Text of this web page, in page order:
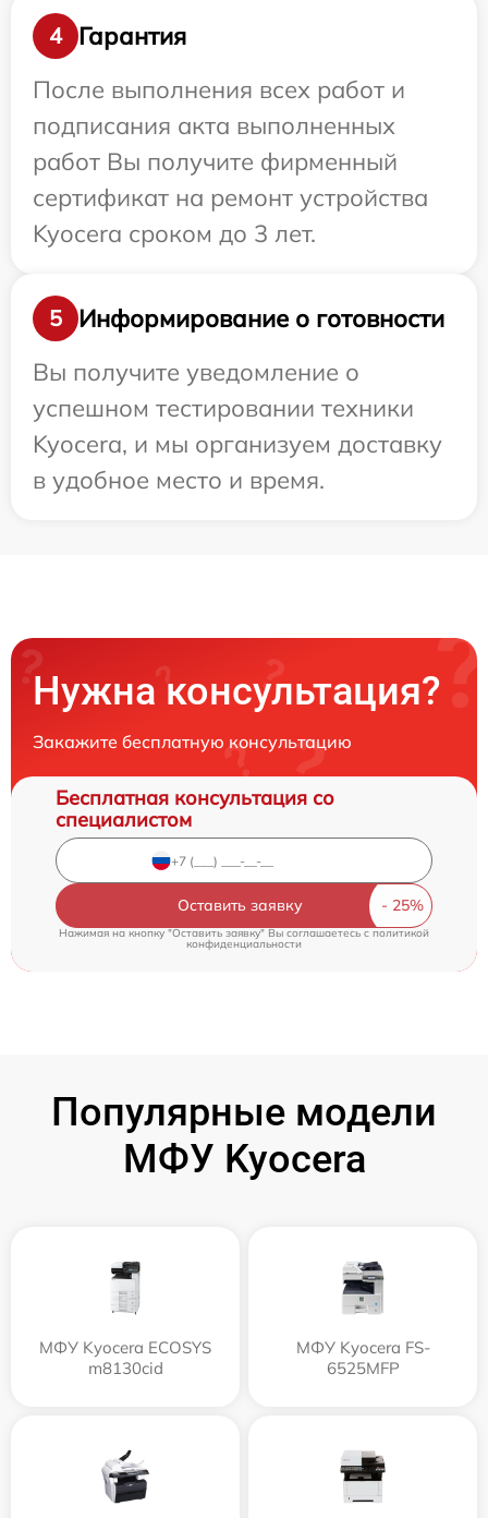
4
Гарантия
После выполнения всех работ и
подписания акта выполненных
работ Вы получите фирменный
сертификат на ремонт устройства
Kyocera сроком до 3 лет.
5
Информирование о готовности
Вы получите уведомление о
успешном тестировании техники
Kyocera, и мы организуем доставку
в удобное место и время.
Нужна консультация?
Закажите бесплатную консультацию
Бесплатная консультация со
специалистом
Оставить заявку
Нажимая на кнопку "Оставить заявку" Вы соглашаетесь c политикой
конфиденциальности
Популярные модели
МФУ Kyocera
МФУ Kyocera ECOSYS
m8130cid
МФУ Kyocera FS-
6525MFP